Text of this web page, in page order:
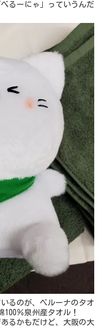
るーにゃ」っていうんだ
るのが、ベルーナのタオ
％泉州産タオル！
るかもだけど、大阪の大